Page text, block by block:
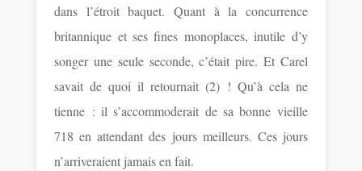
dans l’étroit baquet. Quant à la concurrence
britannique et ses fines monoplaces, inutile d’y
songer une seule seconde, c’était pire. Et Carel
savait de quoi il retournait (2) ! Qu’à cela ne
tienne : il s’accommoderait de sa bonne vieille
718 en attendant des jours meilleurs. Ces jours
n’arriveraient jamais en fait.